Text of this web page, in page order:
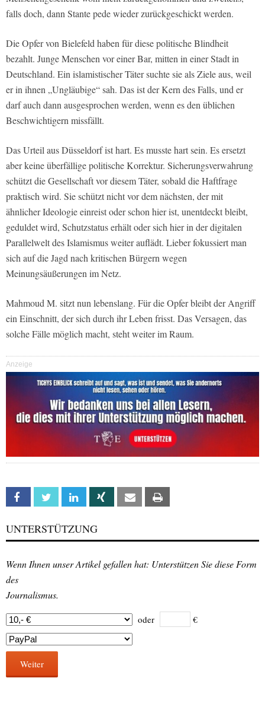
falls doch, dann Stante pede wieder zurückgeschickt werden.
Die Opfer von Bielefeld haben für diese politische Blindheit
bezahlt. Junge Menschen vor einer Bar, mitten in einer Stadt in
Deutschland. Ein islamistischer Täter suchte sie als Ziele aus, weil
er in ihnen „Ungläubige“ sah. Das ist der Kern des Falls, und er
darf auch dann ausgesprochen werden, wenn es den üblichen
Beschwichtigern missfällt.
Das Urteil aus Düsseldorf ist hart. Es musste hart sein. Es ersetzt
aber keine überfällige politische Korrektur. Sicherungsverwahrung
schützt die Gesellschaft vor diesem Täter, sobald die Haftfrage
praktisch wird. Sie schützt nicht vor dem nächsten, der mit
ähnlicher Ideologie einreist oder schon hier ist, unentdeckt bleibt,
geduldet wird, Schutzstatus erhält oder sich hier in der digitalen
Parallelwelt des Islamismus weiter auflädt. Lieber fokussiert man
sich auf die Jagd nach kritischen Bürgern wegen
Meinungsäußerungen im Netz.
Mahmoud M. sitzt nun lebenslang. Für die Opfer bleibt der Angriff
ein Einschnitt, der sich durch ihr Leben frisst. Das Versagen, das
solche Fälle möglich macht, steht weiter im Raum.
Anzeige
Facebook Twitter Linkedin Xing Email
UNTERSTÜTZUNG
Wenn Ihnen unser Artikel gefallen hat: Unterstützen Sie diese Form
des
Journalismus.
oder €
Weiter